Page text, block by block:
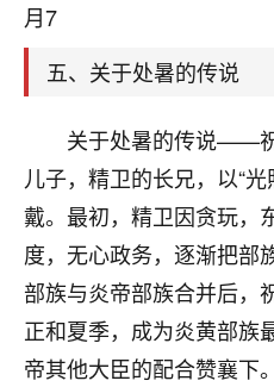
月7
五、关于处暑的传说
关于处暑的传说——
儿子，精卫的长兄，以“
戴。最初，精卫因贪玩，
度，无心政务，逐渐把部
部族与炎帝部族合并后，
正和夏季，成为炎黄部族
帝其他大臣的配合赞襄下。
三个，找老师的时候
太岁还有一个发钱粮，
后，我以为都没戏了，
职第一个就是我，职
3000，非常开心，无
鹿森：恭喜升职加
心心相印